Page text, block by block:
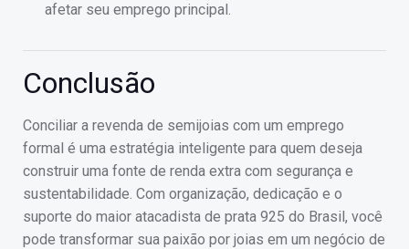
afetar seu emprego principal.
Conclusão
Conciliar a revenda de semijoias com um emprego
formal é uma estratégia inteligente para quem deseja
construir uma fonte de renda extra com segurança e
sustentabilidade. Com organização, dedicação e o
suporte do maior atacadista de prata 925 do Brasil, você
pode transformar sua paixão por joias em um negócio de